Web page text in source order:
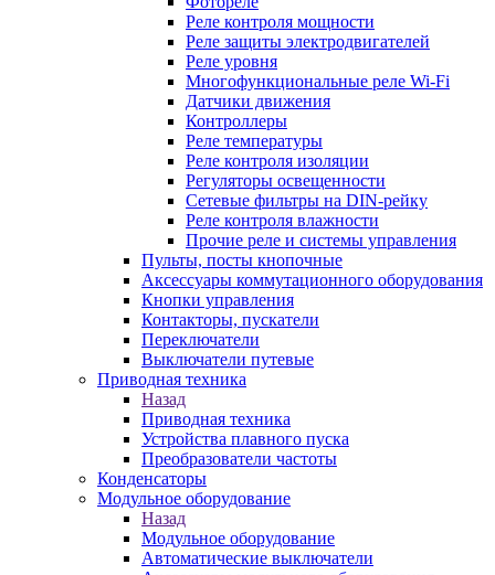
Реле контроля мощности
Реле защиты электродвигателей
Реле уровня
Многофункциональные реле Wi-Fi
Датчики движения
Контроллеры
Реле температуры
Реле контроля изоляции
Регуляторы освещенности
Сетевые фильтры на DIN-рейку
Реле контроля влажности
Прочие реле и системы управления
Пульты, посты кнопочные
Аксессуары коммутационного оборудования
Кнопки управления
Контакторы, пускатели
Переключатели
Выключатели путевые
Приводная техника
Назад
Приводная техника
Устройства плавного пуска
Преобразователи частоты
Конденсаторы
Модульное оборудование
Назад
Модульное оборудование
Автоматические выключатели